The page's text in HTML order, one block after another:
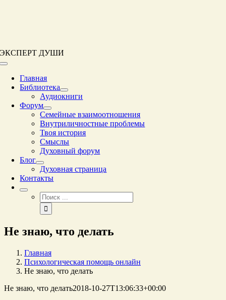
ЭКСПЕРТ ДУШИ
Переключение
навигацииГлавная
Библиотека
Аудиокниги
Форум
Семейные взаимоотношения
Внутриличностные проблемы
Твоя история
Смыслы
Духовный форум
Блог
Духовная страница
Контакты
Результат
поиска:
Не знаю, что делать
Главная
Психологическая помощь онлайн
Не знаю, что делать
Не знаю, что делать2018-10-27T13:06:33+00:00